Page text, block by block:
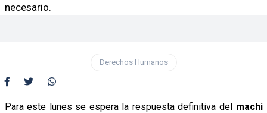
necesario.
Derechos Humanos
Para este lunes se espera la respuesta definitiva del machi